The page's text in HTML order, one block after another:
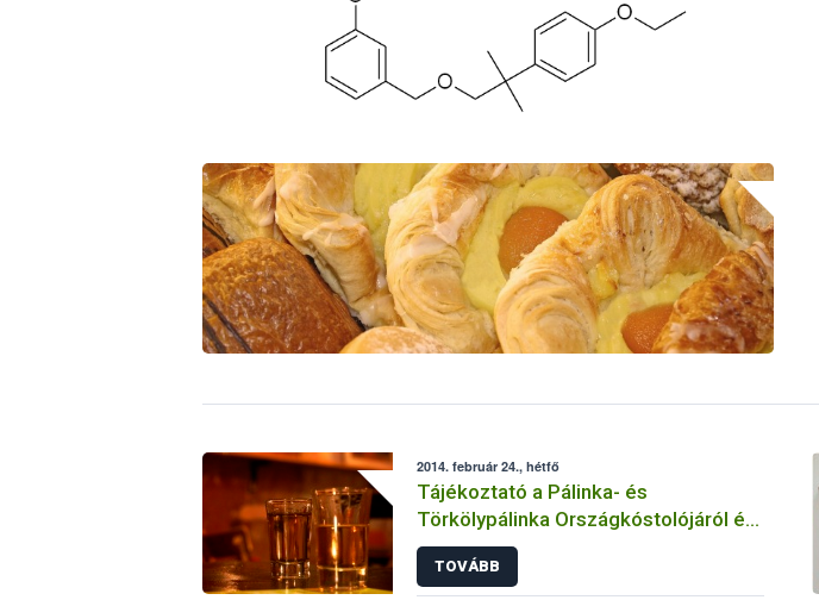
2014. február 24., hétfő
Tájékoztató a Pálinka- és
Törkölypálinka Országkóstolójáról és
a jelentkezés feltételeiről
TOVÁBB